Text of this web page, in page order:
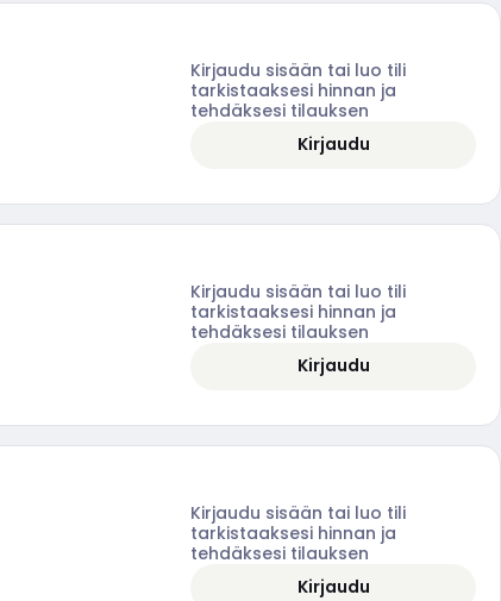
Kirjaudu sisään tai luo tili
tarkistaaksesi hinnan ja
tehdäksesi tilauksen
Kirjaudu
Kirjaudu sisään tai luo tili
tarkistaaksesi hinnan ja
tehdäksesi tilauksen
Kirjaudu
Kirjaudu sisään tai luo tili
tarkistaaksesi hinnan ja
tehdäksesi tilauksen
Kirjaudu